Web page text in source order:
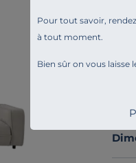
Pour tout savoir,
à tout moment.
Bien sûr on vous laisse
Un
La
Le